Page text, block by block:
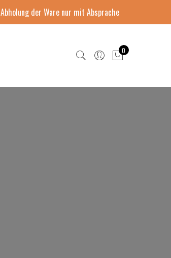
Abholung der Ware nur mit Absprache
0